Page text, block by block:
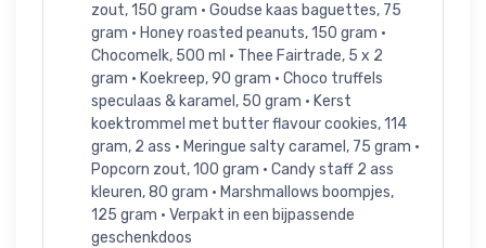
zout, 150 gram • Goudse kaas baguettes, 75
gram • Honey roasted peanuts, 150 gram •
Chocomelk, 500 ml • Thee Fairtrade, 5 x 2
gram • Koekreep, 90 gram • Choco truffels
speculaas & karamel, 50 gram • Kerst
koektrommel met butter flavour cookies, 114
gram, 2 ass • Meringue salty caramel, 75 gram •
Popcorn zout, 100 gram • Candy staff 2 ass
kleuren, 80 gram • Marshmallows boompjes,
125 gram • Verpakt in een bijpassende
geschenkdoos